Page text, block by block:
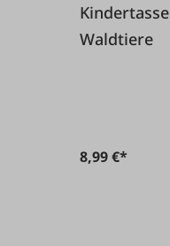
Kindertasse
Waldtiere
8,99 €*